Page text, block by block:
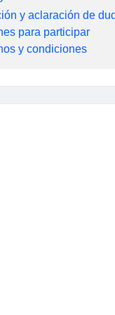
y aclaración de
para participar
y condiciones